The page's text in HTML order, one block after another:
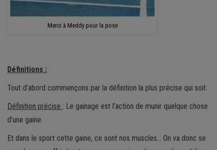
Merci à Meddy pour la pose
Définitions :
Tout d’abord commençons par la définition la plus précise qui soit.
Définition précise : Le gainage est l’action de munir quelque chose
d’une gaine.
Et dans le sport cette gaine, ce sont nos muscles… On va donc se